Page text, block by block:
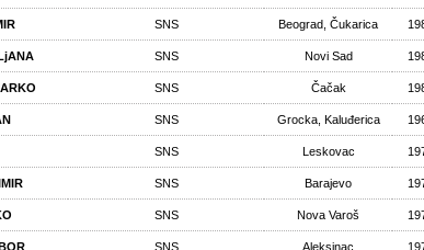
SNS Beograd, Čukarica
SNS Novi Sad
SNS Čačak
SNS Grocka, Kaluđerica
SNS Leskovac
SNS Barajevo
SNS Nova Varoš
SNS Aleksinac